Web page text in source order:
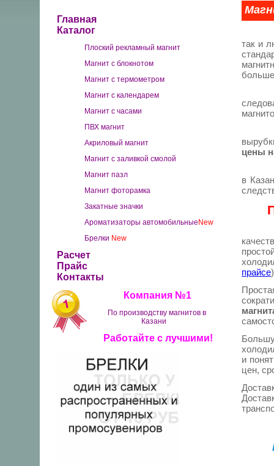
Главная
Каталог
Плоский рекламный магнит
Магнит с блокнотом
Магнит с термометром
Магнит с календарем
Магнит с часами
ПВХ магнит
Акриловый магнит
Магнит с заливкой смолой
Магнит пазл
Магнит фоторамка
Закатные значки
Ароматизаторы автомобильные New
Брелки New
Расчет
Прайс
Контакты
Компания №1
По производству магнитов в
Казани
Работайте с лучшими!
так и
цены
в
прайсе
и
цен,